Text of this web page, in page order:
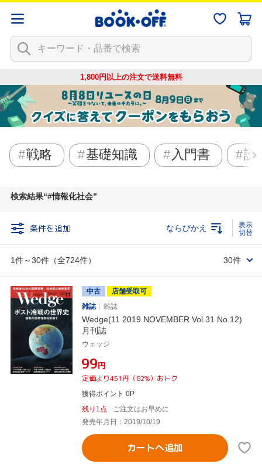
1,800円以上の注文で送料無料
戦略 基礎知識 入門書 読
検索結果 #情報化社会
条件を追加
1件～30件（全724件）
ならびかえ
30件
中古
店舗受取可
雑誌
雑誌
Wedge(11 2019 NOVEMBER Vol.31 No.12)
月刊誌
ウェッジ
¥99円
定価より451円（82%）おトク
獲得ポイント 0P
残り1点
ご注文はお早めに
発売年月日：2019/10/19
カートへ追加